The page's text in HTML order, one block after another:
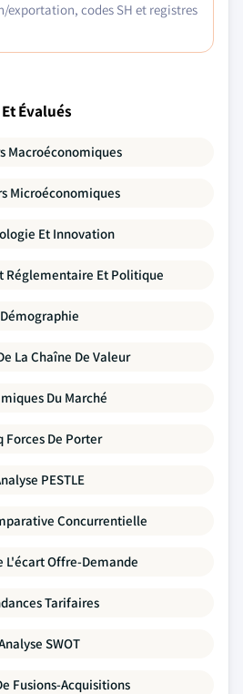
codes SH et registres
Évalués
Macroéconomiques
Microéconomiques
Et Innovation
Réglementaire Et Politique
Démographie
La Chaîne De Valeur
Du Marché
Forces De Porter
PESTLE
Concurrentielle
L'écart Offre-Demande
Tarifaires
SWOT
Fusions-Acquisitions